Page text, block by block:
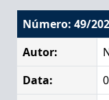
Número: 49/
Autor:
Data: